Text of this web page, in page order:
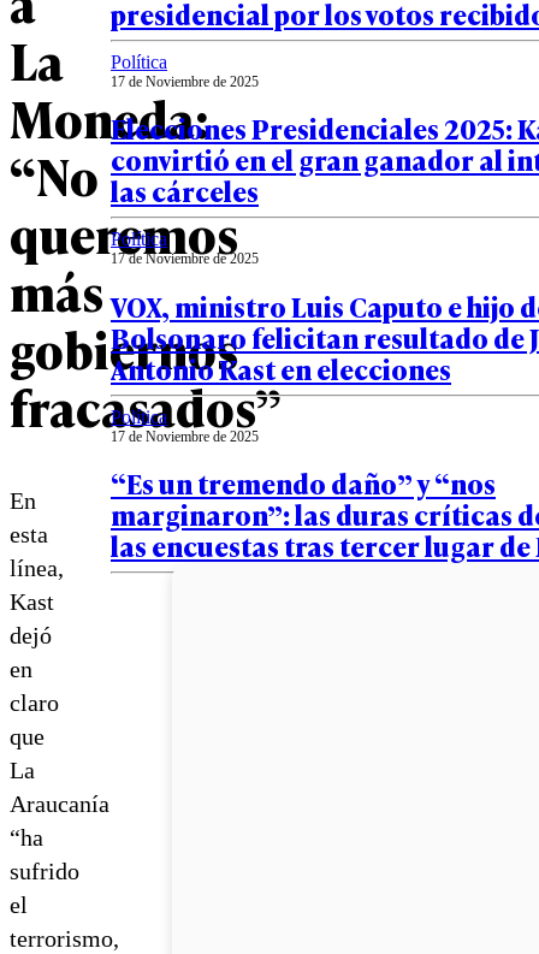
La
Moneda:
“No
queremos
más
gobiernos
fracasados”
En
esta
línea,
Kast
dejó
en
claro
que
La
Araucanía
“ha
sufrido
el
terrorismo,
presidencial por los votos
Política
17 de Noviembre de 2025
Elecciones Presidenciales 2025:
convirtió en el gran ganador al
las cárceles
Política
17 de Noviembre de 2025
VOX, ministro Luis Caputo e hijo
Bolsonaro felicitan resultado de
Antonio Kast en elecciones
Política
17 de Noviembre de 2025
“Es un tremendo daño” y “nos
marginaron”: las duras críticas
las encuestas tras tercer lugar